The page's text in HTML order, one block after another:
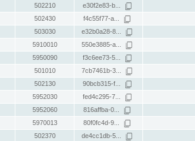
502210 e30f2e83-b...
502430 f4c55f77-a...
503030 e32b0a28-8...
5910010 550e3885-a...
5950090 f3c6ee73-5...
501010 7cb7461b-3...
502130 90bcb315-f...
5952030 fed4c295-7...
5952060 816affba-0...
5970013 80f0fc4d-9...
502370 de4cc1db-5...